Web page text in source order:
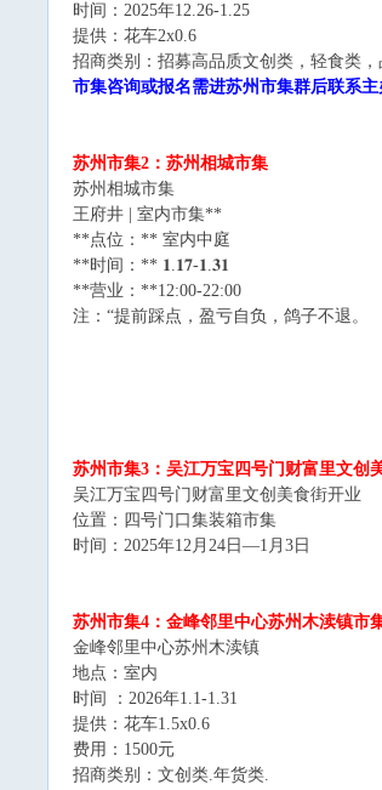
时间：2025年12.26-1.25
提供：花车2x0.6
招商类别：招募高品质文创类，轻食类
市集咨询或报名需进苏州市集群后联系
苏州市集2：苏州相城市集
苏州相城市集
王府井 | 室内市集**
**点位：** 室内中庭
**时间：** 𝟏.𝟏𝟕-𝟏.𝟑𝟏
**营业：**12:00-22:00
注：“提前踩点，盈亏自负，鸽子不退。
苏州市集3：吴江万宝四号门财富里文创
吴江万宝四号门财富里文创美食街开业
位置：四号门口集装箱市集
时间：2025年12月24日—1月3日
苏州市集4：金峰邻里中心苏州木渎镇市
金峰邻里中心苏州木渎镇
地点：室内
时间 ：2026年1.1-1.31
提供：花车1.5x0.6
费用：1500元
招商类别：文创类.年货类.